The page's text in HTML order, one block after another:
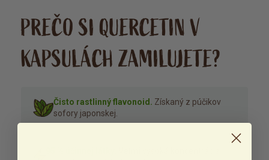
PREČO SI QUERCETIN V
KAPSULÁCH ZAMILUJETE?
Čisto rastlinný flavonoid. Získaný z púčikov
sofory japonskej.